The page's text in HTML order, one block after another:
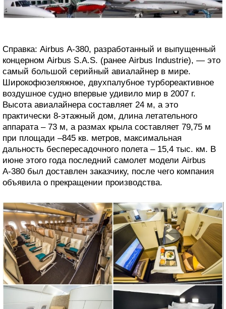
Справка: Airbus А-380, разработанный и выпущенный
концерном Airbus S.A.S. (ранее Airbus Industrie), — это
самый большой серийный авиалайнер в мире.
Широкофюзеляжное, двухпалубное турбореактивное
воздушное судно впервые удивило мир в 2007 г.
Высота авиалайнера составляет 24 м, а это
практически 8-этажный дом, длина летательного
аппарата – 73 м, а размах крыла составляет 79,75 м
при площади –845 кв. метров, максимальная
дальность беспересадочного полета – 15,4 тыс. км. В
июне этого года последний самолет модели Airbus
А-380 был доставлен заказчику, после чего компания
объявила о прекращении производства.